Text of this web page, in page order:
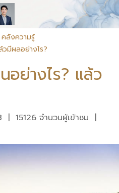
คลังความรู้
มีผลอย่างไร?
ย่างไร? แล้ว
| 15126 จำนวนผู้เข้าชม |